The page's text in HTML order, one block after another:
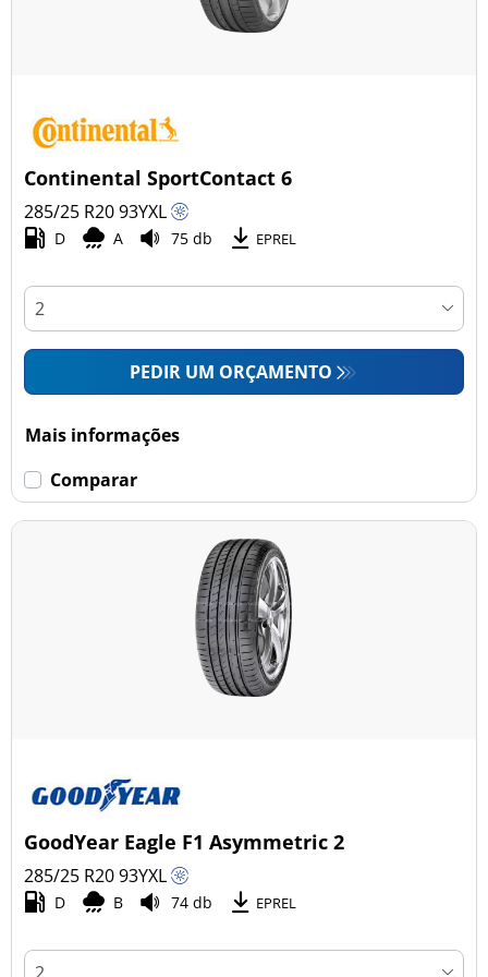
Continental SportContact 6
285/25 R2093YXL
D A 75 db EPREL
PEDIR UM ORÇAMENTO
Mais informações
Comparar
GoodYear Eagle F1 Asymmetric 2
285/25 R2093YXL
D B 74 db EPREL